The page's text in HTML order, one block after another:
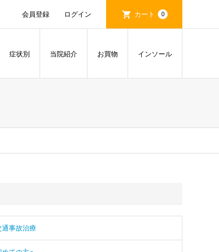
会員登録 ログイン カート 0
症状別 当院紹介 お買物 インソール
通事故治療